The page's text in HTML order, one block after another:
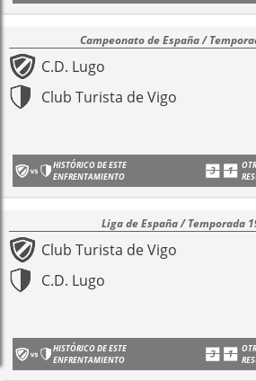
Campeonato de España /
C.D. Lugo
Club Turista de Vigo
HISTÓRICO DE ESTE
ENFRENTAMIENTO
Liga de España / Temporada
Club Turista de Vigo
C.D. Lugo
HISTÓRICO DE ESTE
ENFRENTAMIENTO